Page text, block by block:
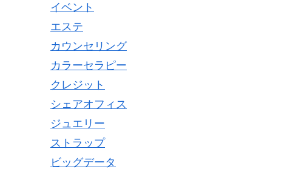
イベント
エステ
カウンセリング
カラーセラピー
クレジット
シェアオフィス
ジュエリー
ストラップ
ビッグデータ